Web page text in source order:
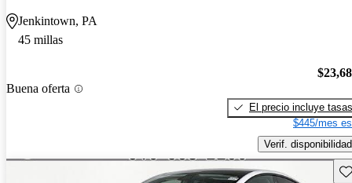
Jenkintown, PA
45 millas
Buena oferta
El precio incluye tasas
$445/mes
Verif. disponibilidad